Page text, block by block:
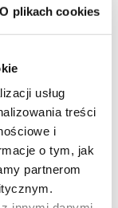
O plikach cookies
usług
treści
i
o tym, jak
partnerom